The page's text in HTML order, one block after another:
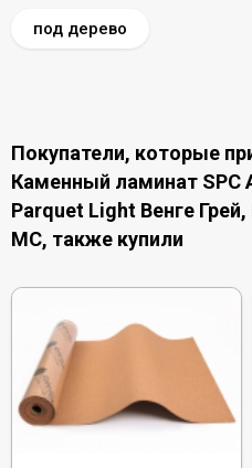
под дерево
Покупатели, которые
Каменный ламинат SPC
Parquet Light Венге
MC, также купили